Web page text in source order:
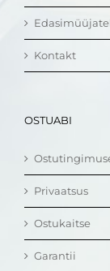
Kontakt
OSTUABI
Privaatsus
Ostukaitse
Garantii